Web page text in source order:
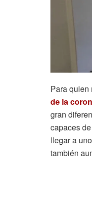
Para quien
de la
gran
capaces
llegar a
también